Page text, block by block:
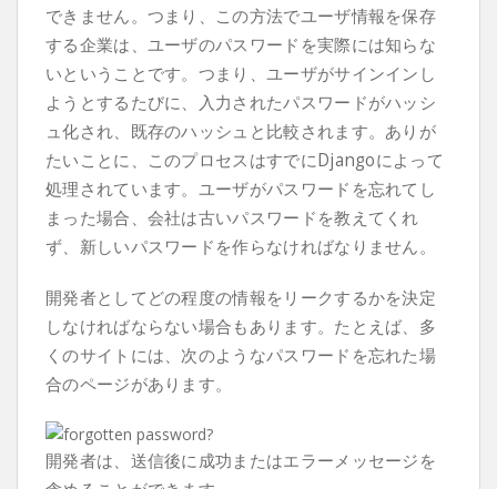
できません。つまり、この方法でユーザ情報を保存
する企業は、ユーザのパスワードを実際には知らな
いということです。つまり、ユーザがサインインし
ようとするたびに、入力されたパスワードがハッシ
ュ化され、既存のハッシュと比較されます。ありが
たいことに、このプロセスはすでにDjangoによって
処理されています。ユーザがパスワードを忘れてし
まった場合、会社は古いパスワードを教えてくれ
ず、新しいパスワードを作らなければなりません。
開発者としてどの程度の情報をリークするかを決定
しなければならない場合もあります。たとえば、多
くのサイトには、次のようなパスワードを忘れた場
合のページがあります。
開発者は、送信後に成功またはエラーメッセージを